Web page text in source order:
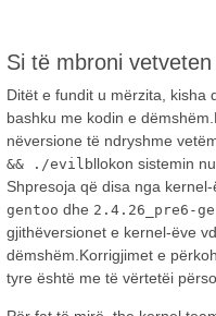
Si të mbroni vetveten
Ditët e fundit u mërzita, kisha
bashku me kodin e
nëversione të ndryshme
&& ./evil bllokon sistemin
Shpresoja që disa nga
gentoo dhe 2.4.26_pre6-
gjithëversionet e kernel-ëve
dëmshëm.Korrigjimet e
tyre është me të vërtetëi